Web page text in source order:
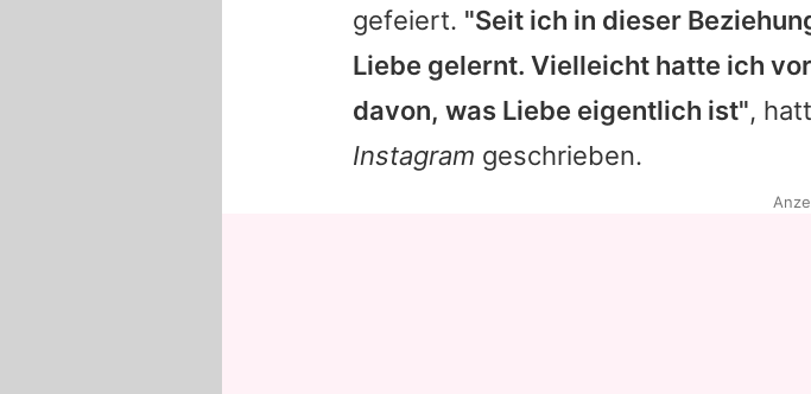
gefeiert. "Seit ich in dieser
Liebe gelernt. Vielleicht hatte ich
davon, was Liebe eigentlich ist",
Instagram geschrieben.